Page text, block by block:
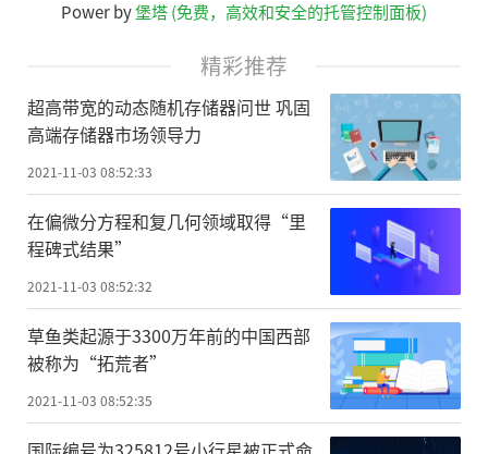
Power by堡塔 (免费，高效和安全的托管控制面板)
精彩推荐
超高带宽的动态随机存储器问世 巩固
高端存储器市场领导力
2021-11-03 08:52:33
在偏微分方程和复几何领域取得“里
程碑式结果”
2021-11-03 08:52:32
草鱼类起源于3300万年前的中国西部
被称为“拓荒者”
2021-11-03 08:52:35